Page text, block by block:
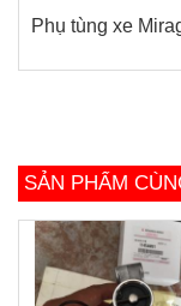
Phụ tùng xe
SẢN PHẨM